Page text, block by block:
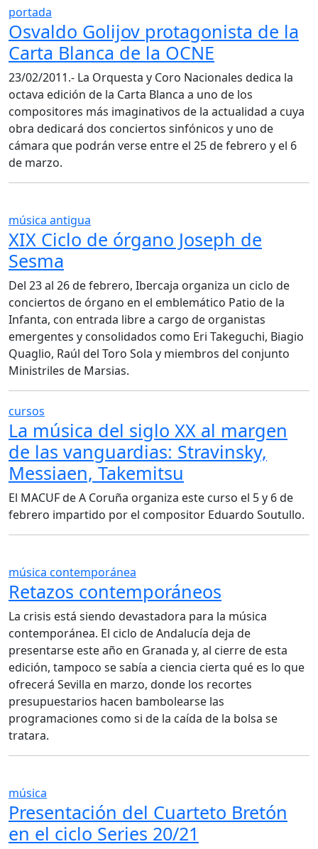
portada
Osvaldo Golijov protagonista de la
Carta Blanca de la OCNE
23/02/2011.- La Orquesta y Coro Nacionales dedica la
octava edición de la Carta Blanca a uno de los
compositores más imaginativos de la actualidad a cuya
obra dedicará dos conciertos sinfónicos y uno de
cámara que podrán verse entre el 25 de febrero y el 6
de marzo.
música antigua
XIX Ciclo de órgano Joseph de
Sesma
Del 23 al 26 de febrero, Ibercaja organiza un ciclo de
conciertos de órgano en el emblemático Patio de la
Infanta, con entrada libre a cargo de organistas
emergentes y consolidados como Eri Takeguchi, Biagio
Quaglio, Raúl del Toro Sola y miembros del conjunto
Ministriles de Marsias.
cursos
La música del siglo XX al margen
de las vanguardias: Stravinsky,
Messiaen, Takemitsu
El MACUF de A Coruña organiza este curso el 5 y 6 de
febrero impartido por el compositor Eduardo Soutullo.
música contemporánea
Retazos contemporáneos
La crisis está siendo devastadora para la música
contemporánea. El ciclo de Andalucía deja de
presentarse este año en Granada y, al cierre de esta
edición, tampoco se sabía a ciencia cierta qué es lo que
ofrecerá Sevilla en marzo, donde los recortes
presupuestarios hacen bambolearse las
programaciones como si de la caída de la bolsa se
tratara.
música
Presentación del Cuarteto Bretón
en el ciclo Series 20/21